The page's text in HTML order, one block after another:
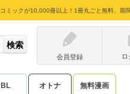
ミックが10,000冊以上！1冊丸ごと無料、期
会員登録
ロ
BL オトナ 無料漫画